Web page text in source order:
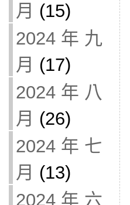
月 (15)
2024 年 九
月 (17)
2024 年 八
月 (26)
2024 年 七
月 (13)
2024 年 六